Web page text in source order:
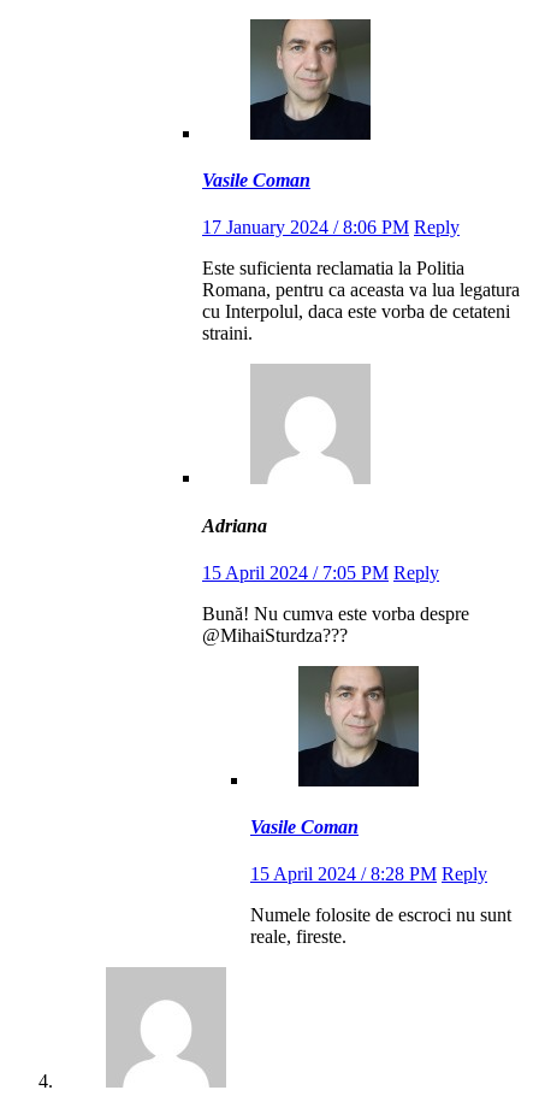
Vasile Coman
17 January 2024 / 8:06 PM Reply
Este suficienta reclamatia la Politia
Romana, pentru ca aceasta va lua legatura
cu Interpolul, daca este vorba de cetateni
straini.
Adriana
15 April 2024 / 7:05 PM Reply
Bună! Nu cumva este vorba despre
@MihaiSturdza???
Vasile Coman
15 April 2024 / 8:28 PM Reply
Numele folosite de escroci nu sunt
reale, fireste.